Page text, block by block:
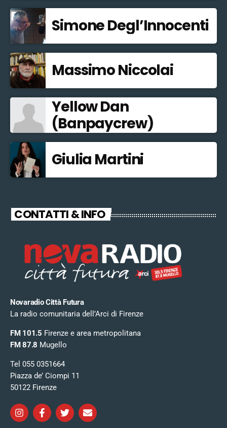
Simone Degl’Innocenti
Massimo Niccolai
Yellow Dan
(Banpaycrew)
Giulia Martini
CONTATTI & INFO
Novaradio Città Futura
La radio comunitaria dell’Arci di Firenze
FM 101.5 Firenze e area metropolitana
FM 87.8 Mugello
Tel 055 0351664
Piazza de’ Ciompi 11
50122 Firenze